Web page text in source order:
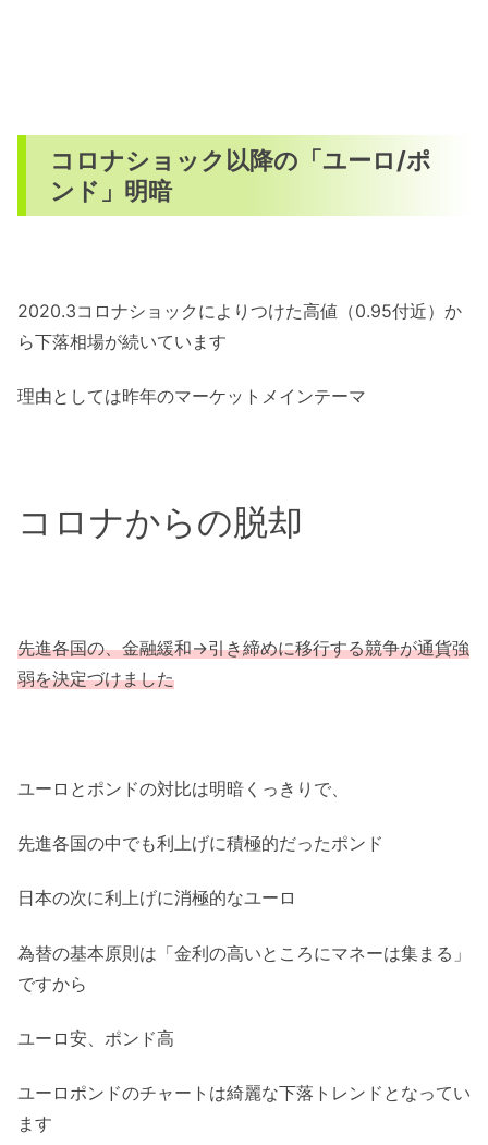
コロナショック以降の「ユーロ/ポ
ンド」明暗
2020.3コロナショックによりつけた高値（0.95付近）か
ら下落相場が続いています
理由としては昨年のマーケットメインテーマ
コロナからの脱却
先進各国の、金融緩和→引き締めに移行する競争が通貨強
弱を決定づけました
ユーロとポンドの対比は明暗くっきりで、
先進各国の中でも利上げに積極的だったポンド
日本の次に利上げに消極的なユーロ
為替の基本原則は「金利の高いところにマネーは集まる」
ですから
ユーロ安、ポンド高
ユーロポンドのチャートは綺麗な下落トレンドとなってい
ます